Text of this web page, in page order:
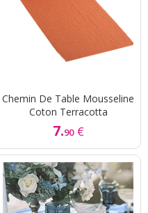
Chemin De Table Mousseline
Coton Terracotta
7.90 €